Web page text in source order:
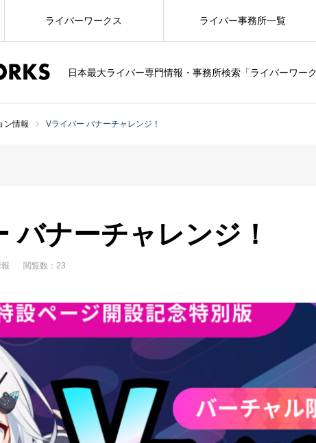
日本最大ライバー専門情報・事務所検索「ライバーワーク
ライバーワークス ライバー事務所一覧
ン情報 Vライバー バナーチャレンジ！
バナーチャレンジ！
閲覧数：23